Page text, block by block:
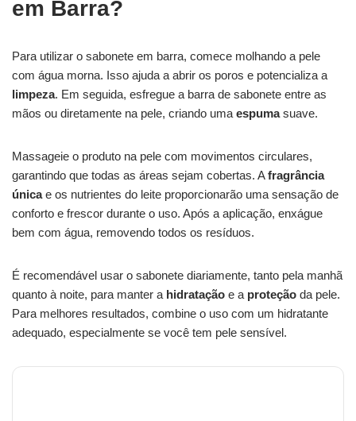
em Barra?
Para utilizar o sabonete em barra, comece molhando a pele
com água morna. Isso ajuda a abrir os poros e potencializa a
limpeza. Em seguida, esfregue a barra de sabonete entre as
mãos ou diretamente na pele, criando uma espumasuave.
Massageie o produto na pele com movimentos circulares,
garantindo que todas as áreas sejam cobertas. Afragrância
únicae os nutrientes do leite proporcionarão uma sensação de
conforto e frescor durante o uso. Após a aplicação, enxágue
bem com água, removendo todos os resíduos.
É recomendável usar o sabonete diariamente, tanto pela manhã
quanto à noite, para manter a hidratação e a proteção da pele.
Para melhores resultados, combine o uso com um hidratante
adequado, especialmente se você tem pele sensível.